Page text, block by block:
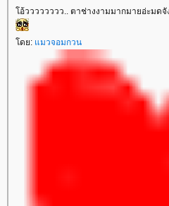
อ้วววววววว.. ตาช่างงามมากมายอ่ะมดจั
ดย: มวจอมกวน